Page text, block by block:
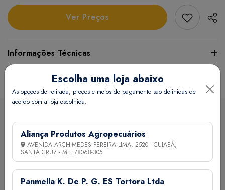
Ver Preços Add
Informações Técnicas
Certifique-se de verificar essas dimensões cuidadosamente
para evitar quaisquer inconvenientes e garantir que o
produto atenda às suas expectativas e necessidades.
Peso: 210 grama(s)
Sobre a loja
A Aliança Distribuidora é referência no mercado de
distribuição comercial, mantendo com seus clientes e
Endereço da Loja
Escolha uma loja abaixo
As opções de retirada, preços e meios de pagamento são definidas de
acordo com a loja escolhida.
Aliança Produtos Agropecuários
AVENIDA ARCHIMEDES PEREIRA LIMA, 2520 - CUIABÁ,
SANTA CRUZ - MT, 78068-305
Panmella K. De P. G. ES Tortora Ltda